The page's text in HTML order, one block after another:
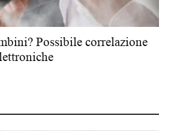
Possibile correlazione